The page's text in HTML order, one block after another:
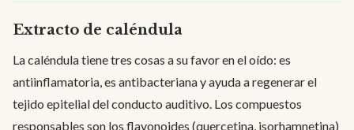
Extracto de caléndula
La caléndula tiene tres cosas a su favor en el oído: es
antiinflamatoria, es antibacteriana y ayuda a regenerar el
tejido epitelial del conducto auditivo. Los compuestos
responsables son los flavonoides (quercetina, isorhamnetina)